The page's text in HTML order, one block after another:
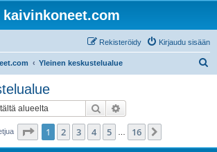
kaivinkoneet.com
Kirjaudu sisään
Rekisteröidy
Yleinen keskustelualue
Etsi
Sivu /16
1 2 3 4 5 16